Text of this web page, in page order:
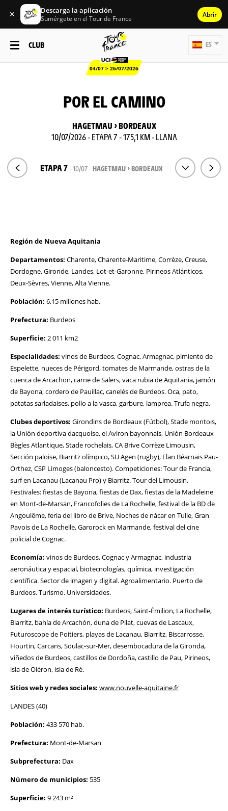
✕ Descarga la aplicación
Sumérgete en el Tour de France Abrir
CLUB
04/07 > 26/07/2026
ES
POR EL CAMINO
HAGETMAU > BORDEAUX
10/07/2026 - ETAPA 7 - 175,1 KM - LLANA
ETAPA 7- 10/07 -HAGETMAU > BORDEAUX
Región de Nueva Aquitania
Departamentos: Charente, Charente-Maritime, Corrèze, Creuse,
Dordogne, Gironde, Landes, Lot-et-Garonne, Pirineos Atlánticos,
Deux-Sèvres, Vienne, Alta Vienne.
Población: 6,15 millones hab.
Prefectura: Burdeos
Superficie: 2 011 km2
Especialidades: vinos de Burdeos, Cognac, Armagnac, pimiento de
Espelette, nueces de Périgord, tomates de Marmande, ostras de la
cuenca de Arcachon, carne de Salers, vaca rubia de Aquitania, jamón
de Bayona, cordero de Pauillac, canelés de Burdeos. Oca, pato,
patatas sarladaises, pollo a la vasca, garbure, lamprea. Trufa negra.
Clubes deportivos: Girondins de Bordeaux (Fútbol), Stade montois,
la Unión deportiva dacquoise, el Aviron bayonnais, Unión Bordeaux
Bègles Atlantique, Stade rochelais, CA Brive Corrèze Limousin,
Sección paloise, Biarritz olímpico, SU Agen (rugby), Elan Béarnais Pau-
Orthez, CSP Limoges (baloncesto). Competiciones: Tour de Francia,
surf en Lacanau (Lacanau Pro) y Biarritz. Tour del Limousin.
Festivales: fiestas de Bayona, fiestas de Dax, fiestas de la Madeleine
en Mont-de-Marsan, Francofolies de La Rochelle, festival de la BD de
Angoulême, feria del libro de Brive, Noches de nácar en Tulle, Gran
Pavois de La Rochelle, Garorock en Marmande, festival del cine
policial de Cognac.
Economía: vinos de Burdeos, Cognac y Armagnac, industria
aeronáutica y espacial, biotecnologías, química, investigación
científica. Sector de imagen y digital. Agroalimentario. Puerto de
Burdeos. Turismo. Universidades.
Lugares de interés turístico: Burdeos, Saint-Émilion, La Rochelle,
Biarritz, bahía de Arcachón, duna de Pilat, cuevas de Lascaux,
Futuroscope de Poitiers, playas de Lacanau, Biarritz, Biscarrosse,
Hourtin, Carcans, Soulac-sur-Mer, desembocadura de la Gironda,
viñedos de Burdeos, castillos de Dordoña, castillo de Pau, Pirineos,
isla de Oléron, isla de Ré.
Sitios web y redes sociales: www.nouvelle-aquitaine.fr
LANDES (40)
Población: 433 570 hab.
Prefectura: Mont-de-Marsan
Subprefectura: Dax
Número de municipios: 535
Superficie: 9 243 m²